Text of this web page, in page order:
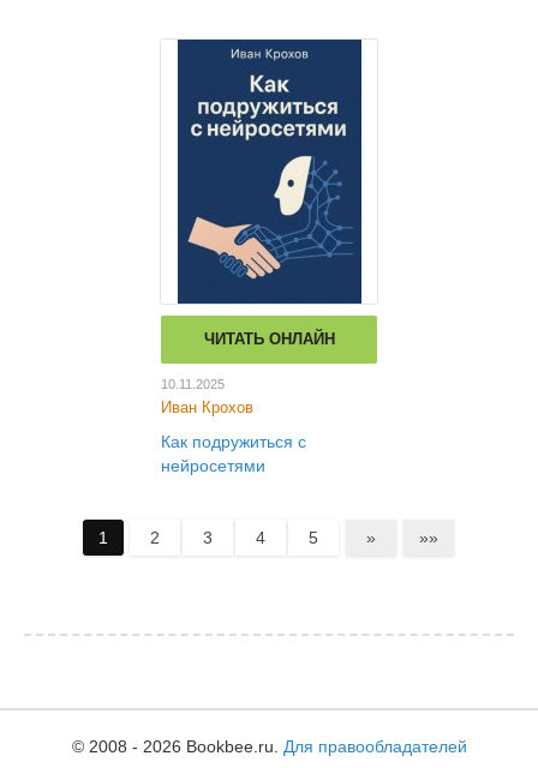
ЧИТАТЬ ОНЛАЙН
10.11.2025
Иван Крохов
Как подружиться с
нейросетями
1 2 3 4 5 » »»
© 2008 - 2026 Bookbee.ru. Для правообладателей